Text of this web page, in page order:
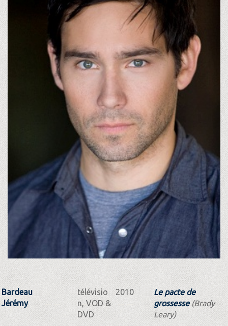
Bardeau
Jérémy
télévisio
n, VOD &
DVD
2010
Le pacte de
grossesse(Brady
Leary)